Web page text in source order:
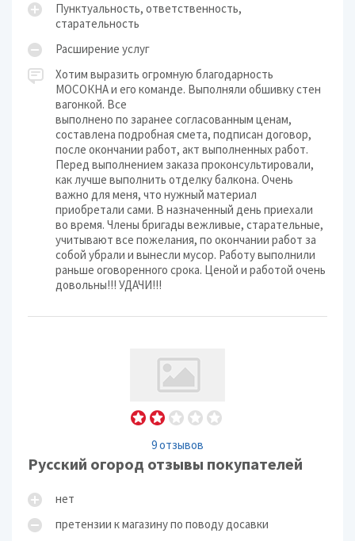
Пунктуальность, ответственность,
старательность
Расширение услуг
Хотим выразить огромную благодарность
МОСОКНА и его команде. Выполняли обшивку стен
вагонкой. Все
выполнено по заранее согласованным ценам,
составлена подробная смета, подписан договор,
после окончании работ, акт выполненных работ.
Перед выполнением заказа проконсультировали,
как лучше выполнить отделку балкона. Очень
важно для меня, что нужный материал
приобретали сами. В назначенный день приехали
во время. Члены бригады вежливые, старательные,
учитывают все пожелания, по окончании работ за
собой убрали и вынесли мусор. Работу выполнили
раньше оговоренного срока. Ценой и работой очень
довольны!!! УДАЧИ!!!
9 отзывов
Русский огород отзывы покупателей
нет
претензии к магазину по поводу досавки